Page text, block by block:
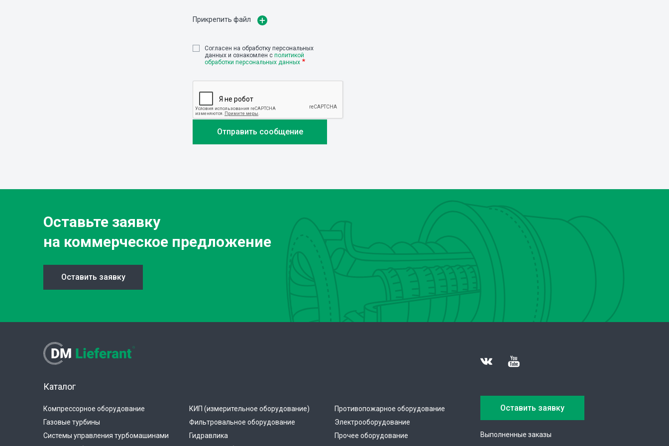
Прикрепить файл
Cогласен на обработку персональных
данных и ознакомлен с политикой
обработки персональных данных
Оставьте заявку
на коммерческое предложение
Оставить заявку
Каталог
Компрессорное оборудование
Газовые турбины
Системы управления турбомашинами
КИП (измерительное оборудование)
Фильтровальное оборудование
Гидравлика
Противопожарное оборудование
Электрооборудование
Прочее оборудование
Оставить заявку
Выполненные заказы